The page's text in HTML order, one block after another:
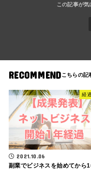
RECOMMEND
経
2021.10.06
副業でビジネスを始めてから1